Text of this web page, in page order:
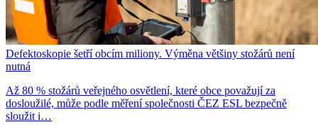
Defektoskopie šetří obcím miliony. Výměna většiny stožárů není
nutná
Až 80 % stožárů veřejného osvětlení, které obce považují za
dosloužilé, může podle měření společnosti ČEZ ESL bezpečně
sloužit i…